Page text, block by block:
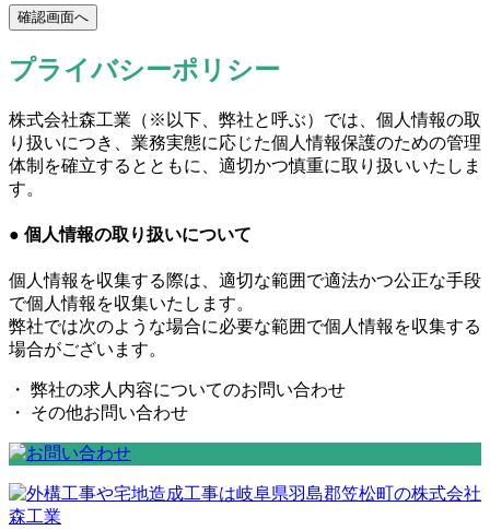
プライバシーポリシー
株式会社森工業（※以下、弊社と呼ぶ）では、個人情報の取
り扱いにつき、業務実態に応じた個人情報保護のための管理
体制を確立するとともに、適切かつ慎重に取り扱いいたしま
す。
● 個人情報の取り扱いについて
個人情報を収集する際は、適切な範囲で適法かつ公正な手段
で個人情報を収集いたします。
弊社では次のような場合に必要な範囲で個人情報を収集する
場合がございます。
・ 弊社の求人内容についてのお問い合わせ
・ その他お問い合わせ